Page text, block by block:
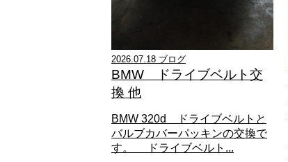
2026.07.18 ブログ
BMW ドライブベルト交
換 他
BMW 320d ドライブベルトと
バルブカバーパッキンの交換で
す。 ドライブベルト...